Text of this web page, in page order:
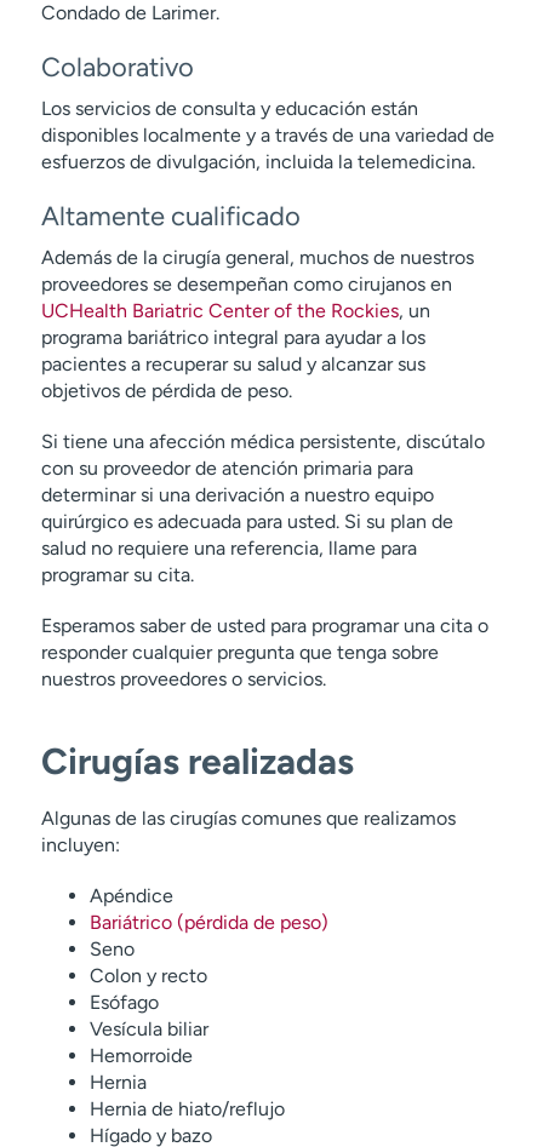
Condado de Larimer.
Colaborativo
Los servicios de consulta y educación están
disponibles localmente y a través de una variedad de
esfuerzos de divulgación, incluida la telemedicina.
Altamente cualificado
Además de la cirugía general, muchos de nuestros
proveedores se desempeñan como cirujanos en
UCHealth Bariatric Center of the Rockies, un
programa bariátrico integral para ayudar a los
pacientes a recuperar su salud y alcanzar sus
objetivos de pérdida de peso.
Si tiene una afección médica persistente, discútalo
con su proveedor de atención primaria para
determinar si una derivación a nuestro equipo
quirúrgico es adecuada para usted. Si su plan de
salud no requiere una referencia, llame para
programar su cita.
Esperamos saber de usted para programar una cita o
responder cualquier pregunta que tenga sobre
nuestros proveedores o servicios.
Cirugías realizadas
Algunas de las cirugías comunes que realizamos
incluyen:
Apéndice
Bariátrico (pérdida de peso)
Seno
Colon y recto
Esófago
Vesícula biliar
Hemorroide
Hernia
Hernia de hiato/reflujo
Hígado y bazo